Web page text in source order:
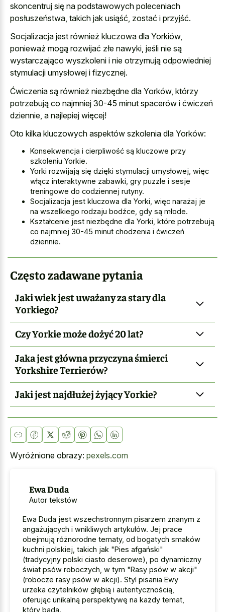
skoncentruj się na podstawowych poleceniach
posłuszeństwa, takich jak usiąść, zostać i przyjść.
Socjalizacja jest również kluczowa dla Yorkiów,
ponieważ mogą rozwijać złe nawyki, jeśli nie są
wystarczająco wyszkoleni i nie otrzymują odpowiedniej
stymulacji umysłowej i fizycznej.
Ćwiczenia są również niezbędne dla Yorków, którzy
potrzebują co najmniej 30-45 minut spacerów i ćwiczeń
dziennie, a najlepiej więcej!
Oto kilka kluczowych aspektów szkolenia dla Yorków:
Konsekwencja i cierpliwość są kluczowe przy
szkoleniu Yorkie.
Yorki rozwijają się dzięki stymulacji umysłowej, więc
włącz interaktywne zabawki, gry puzzle i sesje
treningowe do codziennej rutyny.
Socjalizacja jest kluczowa dla Yorki, więc narażaj je
na wszelkiego rodzaju bodźce, gdy są młode.
Kształcenie jest niezbędne dla Yorki, które potrzebują
co najmniej 30-45 minut chodzenia i ćwiczeń
dziennie.
Często zadawane pytania
Jaki wiek jest uważany za stary dla
Yorkiego?
Czy Yorkie może dożyć 20 lat?
Jaka jest główna przyczyna śmierci
Yorkshire Terrierów?
Jaki jest najdłużej żyjący Yorkie?
Wyróżnione obrazy: pexels.com
Ewa Duda
Autor tekstów
Ewa Duda jest wszechstronnym pisarzem znanym z
angażujących i wnikliwych artykułów. Jej prace
obejmują różnorodne tematy, od bogatych smaków
kuchni polskiej, takich jak "Pies afgański"
(tradycyjny polski ciasto deserowe), po dynamiczny
świat psów roboczych, w tym "Rasy psów w akcji"
(robocze rasy psów w akcji). Styl pisania Ewy
urzeka czytelników głębią i autentycznością,
oferując unikalną perspektywę na każdy temat,
który bada.